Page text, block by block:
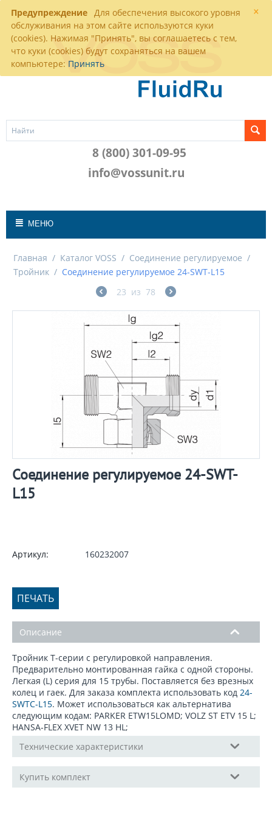
×
Предупреждение Для обеспечения высокого уровня
обслуживания на этом сайте используются куки
(cookies). Нажимая "Принять", вы соглашаетесь с тем,
что куки (cookies) будут сохраняться на вашем
компьютере: Принять
8 (800) 301-09-95
info@vossunit.ru
МЕНЮ
Главная / Каталог VOSS / Соединение регулируемое /
Тройник / Соединение регулируемое 24-SWT-L15
23 из 78
Соединение регулируемое 24-SWT-
L15
Артикул: 160232007
ПЕЧАТЬ
Описание
Тройник Т-серии с регулировкой направления.
Предварительно монтированная гайка с одной стороны.
Легкая (L) серия для 15 трубы. Поставляется без врезных
колец и гаек. Для заказа комплекта использовать код 24-
SWTC-L15. Может использоваться как альтернатива
следующим кодам: PARKER ETW15LOMD; VOLZ ST ETV 15 L;
HANSA-FLEX XVET NW 13 HL;
Технические характеристики
Купить комплект